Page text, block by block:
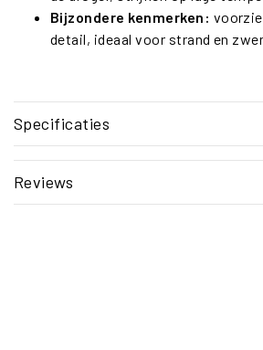
Bijzondere kenmerken:
detail, ideaal voor strand en
Specificaties
Reviews